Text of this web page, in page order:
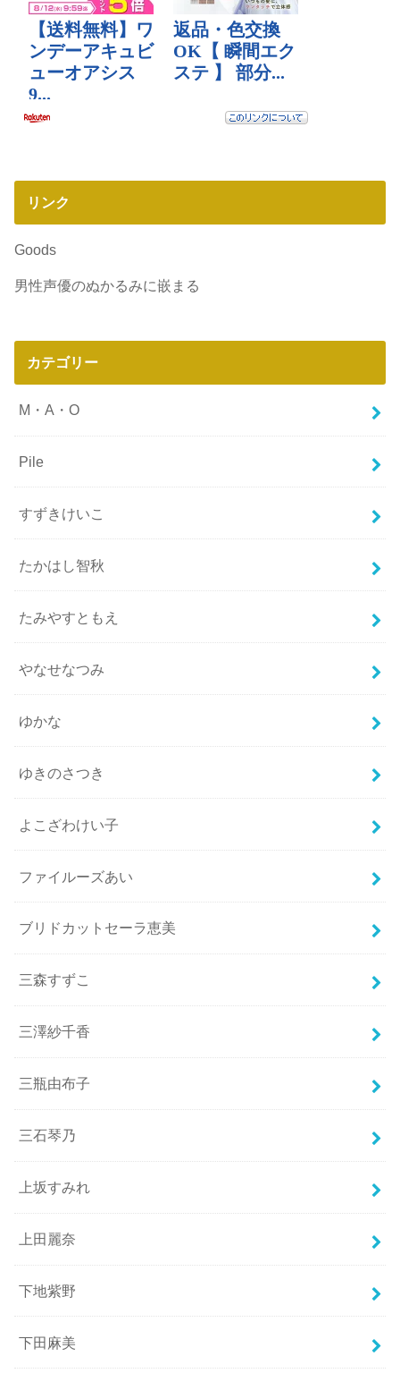
リンク
Goods
男性声優のぬかるみに嵌まる
カテゴリー
M・A・O
Pile
すずきけいこ
たかはし智秋
たみやすともえ
やなせなつみ
ゆかな
ゆきのさつき
よこざわけい子
ファイルーズあい
ブリドカットセーラ恵美
三森すずこ
三澤紗千香
三瓶由布子
三石琴乃
上坂すみれ
上田麗奈
下地紫野
下田麻美